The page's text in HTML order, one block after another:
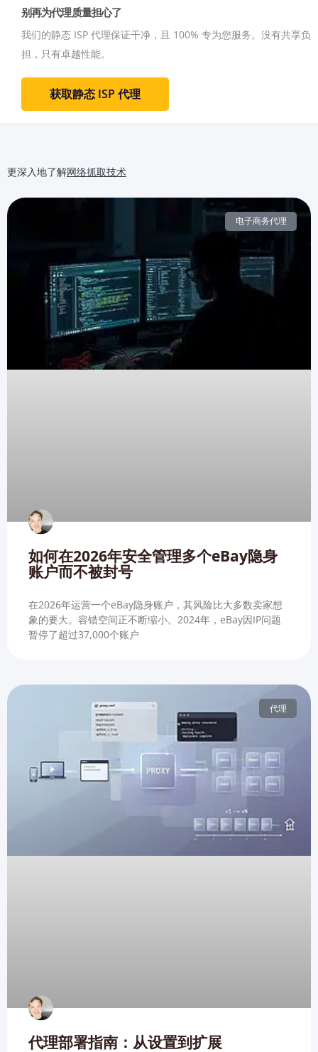
别再为代理质量担心了
我们的静态 ISP 代理保证干净，且 100% 专为您服务。 没有共享负
担，只有卓越性能。
获取静态 ISP 代理
更深入地了解网络抓取技术
电子商务代理
如何在2026年安全管理多个eBay隐身
账户而不被封号
在2026年运营一个eBay隐身账户，其风险比大多数卖家想
象的要大。容错空间正不断缩小。2024年，eBay因IP问题
暂停了超过37,000个账户
代理
代理部署指南：从设置到扩展